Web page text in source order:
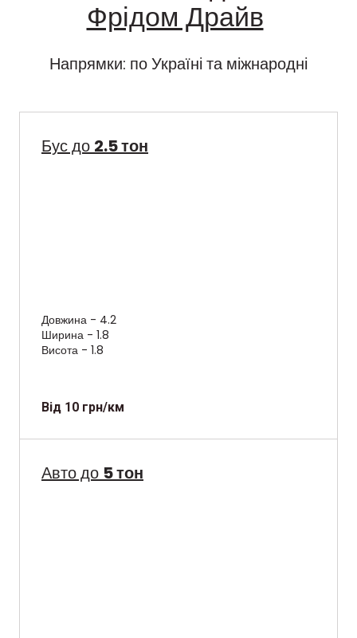
Фрідом Драйв
Напрямки: по Україні та міжнародні
Бус до 2.5 тон
Довжина - 4.2
Ширина - 1.8
Висота - 1.8
Від 10 грн/км
Авто до 5 тон